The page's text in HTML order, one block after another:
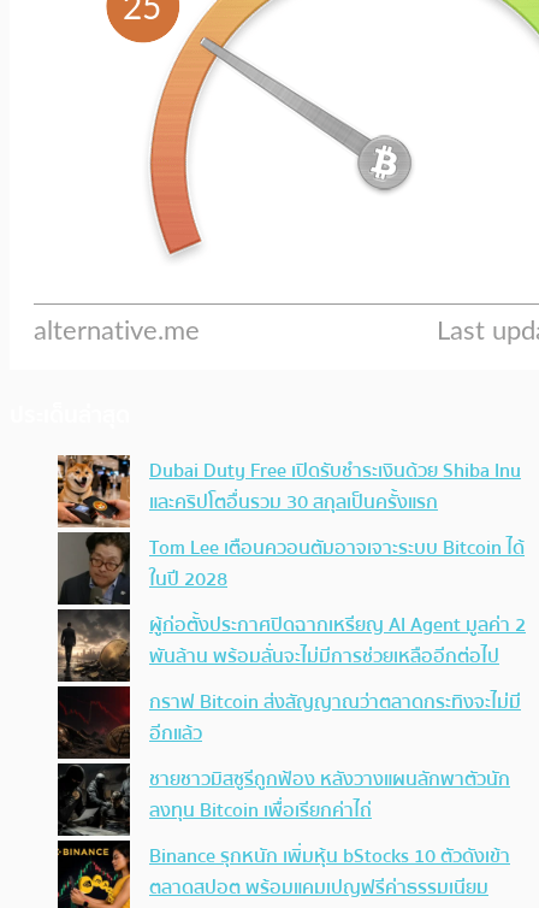
Dubai Duty Free เปิดรับชำระเงินด้วย Shiba Inu
และคริปโตอื่นรวม 30 สกุลเป็นครั้งแรก
Tom Lee เตือนควอนตัมอาจเจาะระบบ Bitcoin ได้
ในปี 2028
ผู้ก่อตั้งประกาศปิดฉากเหรียญ AI Agent มูลค่า 2
พันล้าน พร้อมลั่นจะไม่มีการช่วยเหลืออีกต่อไป
กราฟ Bitcoin ส่งสัญญาณว่าตลาดกระทิงจะไม่มี
อีกแล้ว
ชายชาวมิสซูรีถูกฟ้อง หลังวางแผนลักพาตัวนัก
ลงทุน Bitcoin เพื่อเรียกค่าไถ่
Binance รุกหนัก เพิ่มหุ้น bStocks 10 ตัวดังเข้า
ตลาดสปอต พร้อมแคมเปญฟรีค่าธรรมเนียม